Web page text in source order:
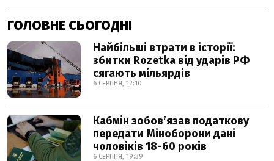
ГОЛОВНЕ СЬОГОДНІ
Найбільші втрати в історії:
збитки Rozetka від ударів РФ
сягають мільярдів
6 СЕРПНЯ, 12:10
Кабмін зобовʼязав податкову
передати Міноборони дані
чоловіків 18-60 років
6 СЕРПНЯ, 19:39